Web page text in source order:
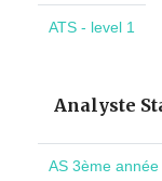
ATS - level 1
Analyste
AS 3ème